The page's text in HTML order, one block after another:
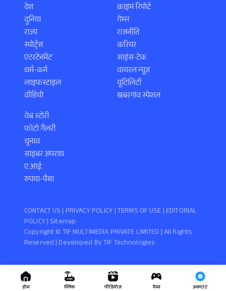
देश
दुनिया
राज्य
स्पोर्ट्स
एंटरटेनमेंट
धर्म-कर्म
लाइफस्टाइल
वीडियो
क्राइम रिपोर्ट
गेम्स
राजनीति
करियर
साइंस-टेक
वायरल न्यूज़
यूटिलिटी
खबरगांव स्पेशल
वेब स्टोरी
फोटो गैलरी
चुनाव
साइबर अपराध
ए.आई.
रुपया-पैसा
Copyright ©️ TIF MULTIMEDIA PRIVATE LIMITED | All Rights
Reserved | Developed ByTIF Technologies
CONTACT US | PRIVACY POLICY |TERMS OF USE | EDITORIAL
POLICY| Sitemap
होम क्विक वीडियोज गेम्स अकाउंट